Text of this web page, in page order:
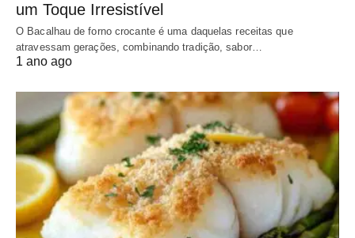
um Toque Irresistível
O Bacalhau de forno crocante é uma daquelas receitas que
atravessam gerações, combinando tradição, sabor…
1 ano ago